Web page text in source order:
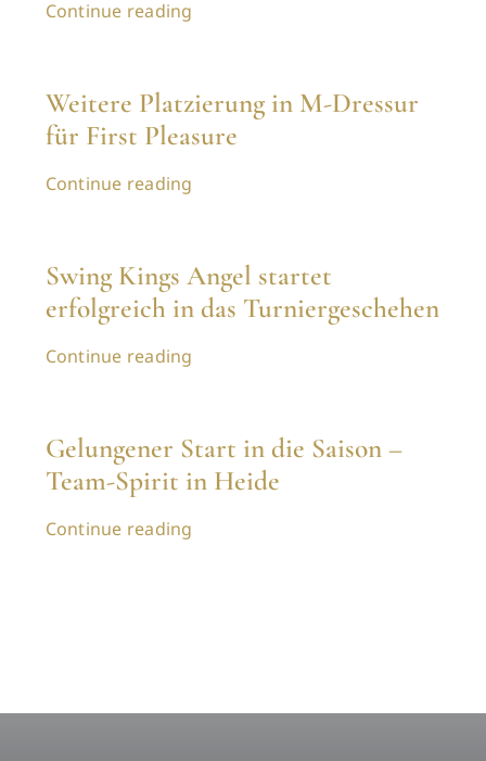
Continue reading
Weitere Platzierung in M-Dressur
für First Pleasure
Continue reading
Swing Kings Angel startet
erfolgreich in das Turniergeschehen
Continue reading
Gelungener Start in die Saison –
Team-Spirit in Heide
Continue reading